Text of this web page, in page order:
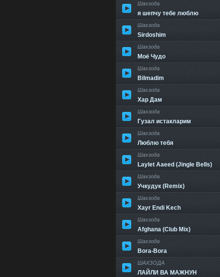
Шахзода
я шепчу тебе люблю
Шахзода
Sirdoshim
Шахзода
Моё Чудо
Шахзода
Bilmadim
Шахзода
Хар Дам
Шахзода
Гузал истакларим
Шахзода
Люблю тебя
Шахзода
Laylet Aaeed (Jingle Bells)
Шахзода
Учкудук (Remix)
Шахзода
Xayr Endi Kech
Шахзода
Afghana (Club Mix)
Шахзода
Bora-Bora
ШАХЗОДА
ЛАЙЛИ ВА МАЖНУН